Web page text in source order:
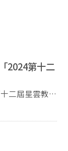
03「112年度
、04「國立政
2024第十二
二屆星雲教